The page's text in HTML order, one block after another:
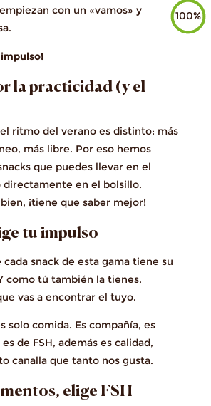
100%
con un «vamos» y
impulso!
la practicidad (y el
el ritmo del verano es distinto: más
más libre. Por eso hemos
que puedes llevar en el
directamente en el bolsillo.
¡tiene que saber mejor!
tu impulso
snack de esta gama tiene su
como tú también la tienes,
vas a encontrar el tuyo.
solo comida. Es compañía, es
de FSH, además es calidad,
canalla que tanto nos gusta.
elige FSH